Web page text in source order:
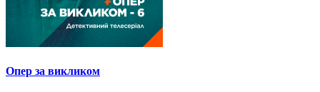
Опер за викликом